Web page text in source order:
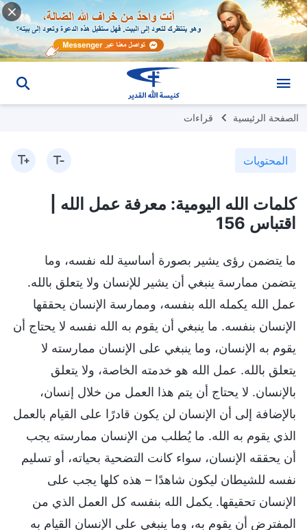
الصفحة الرئيسية قراءات
المحتويات
كلمات الله اليومية: معرفة عمل الله |
اقتباس 156
ما يتضمن رؤى يشير بصورة أساسية لله نفسه، وما
يتضمن ممارسة ينبغي أن يشير للإنسان ولا يتعلق بالله.
عمل الله يكمله الله بنفسه، وممارسة الإنسان يحققها
الإنسان بنفسه. ما ينبغي أن يقوم به الله نفسه لا يحتاج أن
يقوم به الإنسان، وما ينبغي على الإنسان ممارسته لا
يتعلق بالله. عمل الله هو خدمته الخاصة، ولا يتعلق
بالإنسان. لا يحتاج أن يتم هذا العمل من خلال إنسان،
بالإضافة إلى أن الإنسان لن يكون قادرًا على القيام بالعمل
الذي يقوم به الله. ما يُطلب من الإنسان ممارسته يجب
أن يحققه الإنسان، سواء كانت التضحية بحياته، أو تسليم
نفسه للشيطان ليكون شاهدًا – هذه كلها يجب على
الإنسان تحقيقها. يكمل الله بنفسه كل العمل الذي من
المفترض أن يقوم به، وما ينبغي على الإنسان القيام به